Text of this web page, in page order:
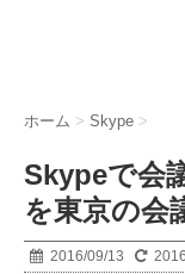
ホーム > Skype >
Skypeで会
を東京の会
2016/09/13